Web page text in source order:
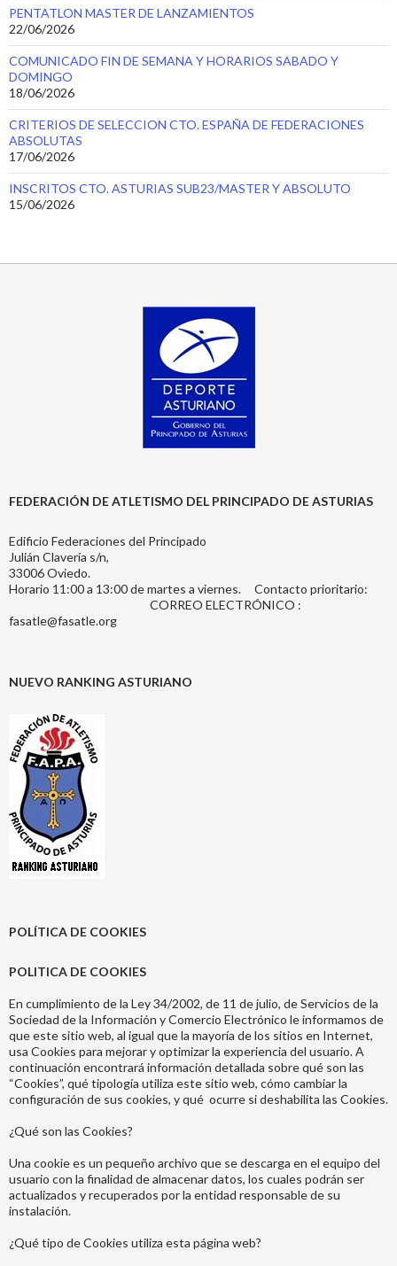
PENTATLON MASTER DE LANZAMIENTOS
22/06/2026
COMUNICADO FIN DE SEMANA Y HORARIOS SABADO Y
DOMINGO
18/06/2026
CRITERIOS DE SELECCION CTO. ESPAÑA DE FEDERACIONES
ABSOLUTAS
17/06/2026
INSCRITOS CTO. ASTURIAS SUB23/MASTER Y ABSOLUTO
15/06/2026
FEDERACIÓN DE ATLETISMO DEL PRINCIPADO DE ASTURIAS
Edificio Federaciones del Principado
Julián Clavería s/n,
33006 Oviedo.
Horario 11:00 a 13:00 de martes a viernes. Contacto prioritario:
CORREO ELECTRÓNICO :
fasatle@fasatle.org
NUEVO RANKING ASTURIANO
POLÍTICA DE COOKIES
POLITICA DE COOKIES
En cumplimiento de la Ley 34/2002, de 11 de julio, de Servicios de la
Sociedad de la Información y Comercio Electrónico le informamos de
que este sitio web, al igual que la mayoría de los sitios en Internet,
usa Cookies para mejorar y optimizar la experiencia del usuario. A
continuación encontrará información detallada sobre qué son las
“Cookies”, qué tipología utiliza este sitio web, cómo cambiar la
configuración de sus cookies, y qué ocurre si deshabilita las Cookies.
¿Qué son las Cookies?
Una cookie es un pequeño archivo que se descarga en el equipo del
usuario con la finalidad de almacenar datos, los cuales podrán ser
actualizados y recuperados por la entidad responsable de su
instalación.
¿Qué tipo de Cookies utiliza esta página web?